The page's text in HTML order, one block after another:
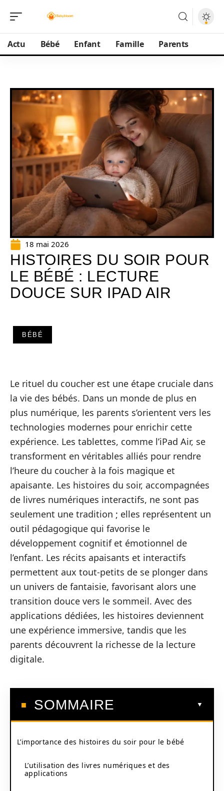
Actu Bébé Enfant Famille Parents
18 mai 2026
HISTOIRES DU SOIR POUR
LE BÉBÉ : LECTURE
DOUCE SUR IPAD AIR
BÉBÉ
Le rituel du coucher est une étape cruciale dans
la vie des bébés. Dans un monde de plus en
plus numérique, les parents s’orientent vers les
technologies modernes pour enrichir cette
expérience. Les tablettes, comme l’iPad Air, se
transforment en véritables alliés pour rendre
l’heure du coucher à la fois magique et
apaisante. Les histoires du soir, accompagnées
de livres numériques interactifs, ne sont pas
seulement une tradition ; elles représentent un
outil pédagogique qui favorise le
développement cognitif et émotionnel de
l’enfant. Les récits apaisants et interactifs
permettent aux tout-petits de se plonger dans
un univers de fantaisie, favorisant alors une
transition douce vers le sommeil. Avec des
applications dédiées, les histoires deviennent
une expérience immersive, tandis que les
parents découvrent la richesse de la lecture
digitale.
SOMMAIRE
L’importance des histoires du soir pour le bébé
L’utilisation des livres numériques et des
applications